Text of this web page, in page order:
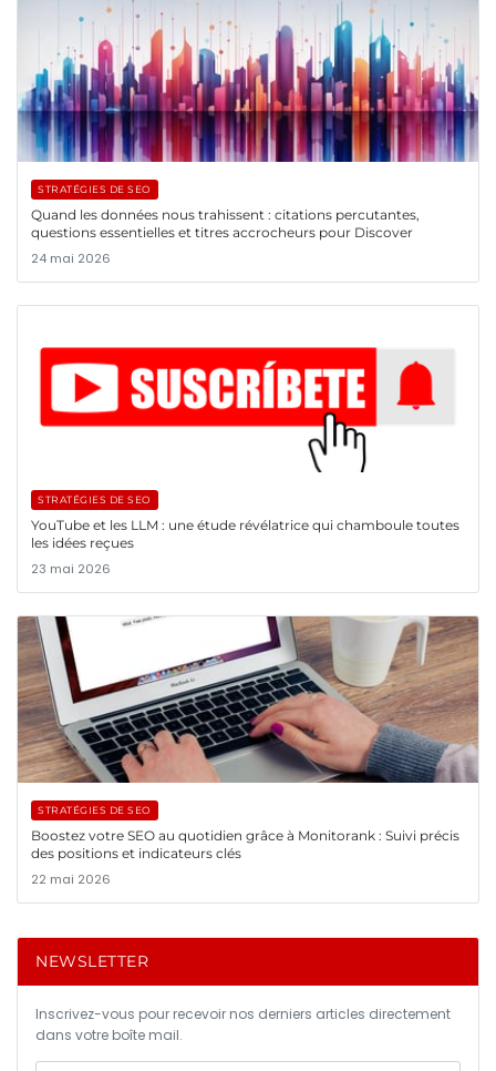
STRATÉGIES DE SEO
Quand les données nous trahissent : citations percutantes,
questions essentielles et titres accrocheurs pour Discover
24 mai 2026
STRATÉGIES DE SEO
YouTube et les LLM : une étude révélatrice qui chamboule toutes
les idées reçues
23 mai 2026
STRATÉGIES DE SEO
Boostez votre SEO au quotidien grâce à Monitorank : Suivi précis
des positions et indicateurs clés
22 mai 2026
NEWSLETTER
Inscrivez-vous pour recevoir nos derniers articles directement
dans votre boîte mail.